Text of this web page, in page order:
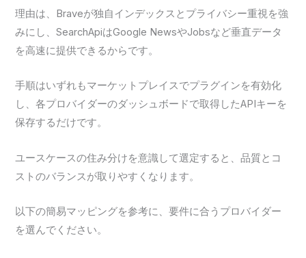
理由は、Braveが独自インデックスとプライバシー重視を強
みにし、SearchApiはGoogle NewsやJobsなど垂直データ
を高速に提供できるからです。
手順はいずれもマーケットプレイスでプラグインを有効化
し、各プロバイダーのダッシュボードで取得したAPIキーを
保存するだけです。
ユースケースの住み分けを意識して選定すると、品質とコ
ストのバランスが取りやすくなります。
以下の簡易マッピングを参考に、要件に合うプロバイダー
を選んでください。